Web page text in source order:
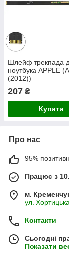
Шлейф трекпада
ноутбука APPLE
(2012))
207 ₴
Купити
Про нас
95%
Працює з
м.
ул.
Контакти
Сьогодні
Показати